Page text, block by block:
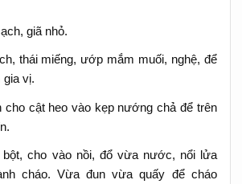
giã nhỏ.
thái miếng, ướp mắm muối, nghệ, để
gia vị.
cho cật heo vào kẹp nướng chả để trên
bột, cho vào nồi, đổ vừa nước, nổi lửa
cháo. Vừa đun vừa quấy để cháo